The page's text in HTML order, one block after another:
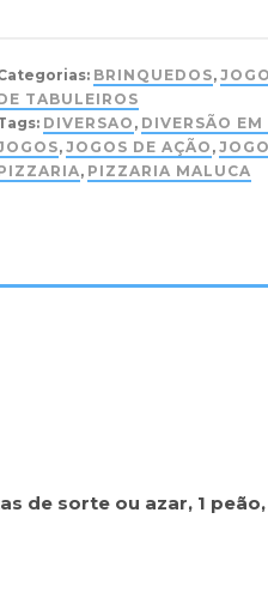
BRINQUEDOS,
TABULEIROS
DIVERSAO , DIVERSÃO
, JOGOS DE AÇÃO ,
, PIZZARIA MALUCA
de sorte ou azar, 1 peão,